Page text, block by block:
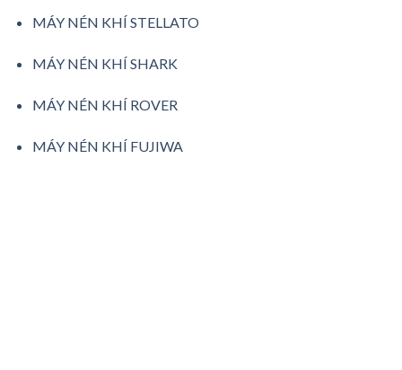
MÁY NÉN KHÍ STELLATO
MÁY NÉN KHÍ SHARK
MÁY NÉN KHÍ ROVER
MÁY NÉN KHÍ FUJIWA